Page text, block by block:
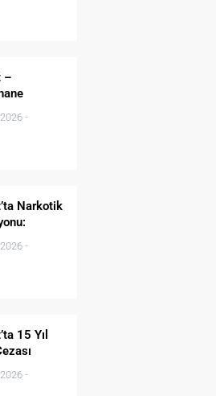
Final
–
Elektronik
Sistemi
Girdi
-
Narkotik
47
-
15 Yıl
-